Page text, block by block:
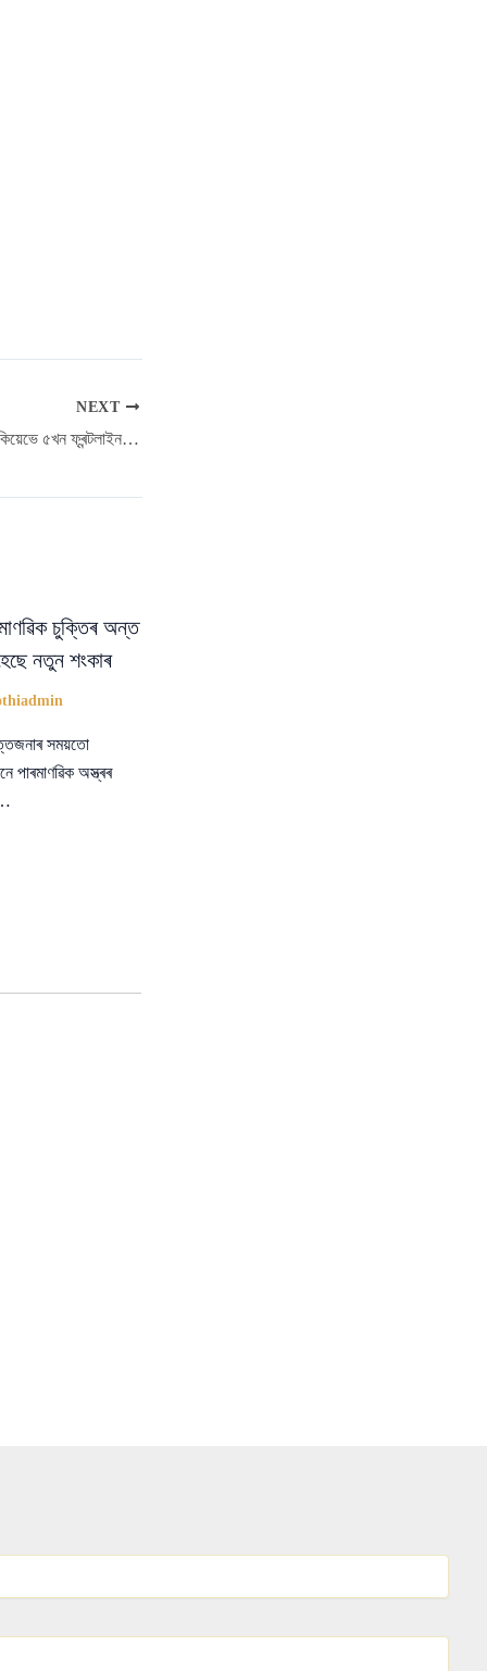
NEXT
বিপজ্জনক পৰিস্থিতিৰ বাবে কিয়েভে ৫খন ফ্ৰন্টলাইন গাঁৱৰ পৰা শিশুসকলক স্থানান্তৰ কৰিবলৈ নিৰ্দেশ দিলে
চুক্তিৰ অন্ত
নতুন শংকাৰ
সময়তো
পাৰমাণৱিক অস্ত্ৰৰ